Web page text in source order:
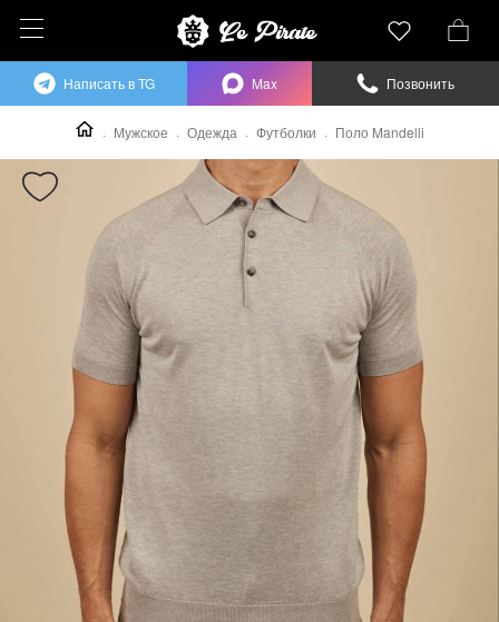
Мужское Одежда Футболки Поло Mandelli
Написать в TG Max Позвонить